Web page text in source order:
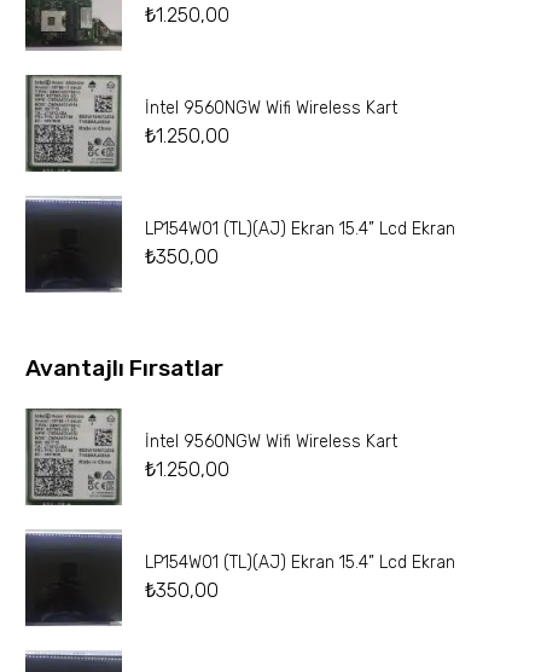
₺1.250,00
İntel 9560NGW Wifi Wireless Kart
₺1.250,00
LP154W01 (TL)(AJ) Ekran 15.4” Lcd Ekran
₺350,00
Avantajlı Fırsatlar
İntel 9560NGW Wifi Wireless Kart
₺1.250,00
LP154W01 (TL)(AJ) Ekran 15.4” Lcd Ekran
₺350,00